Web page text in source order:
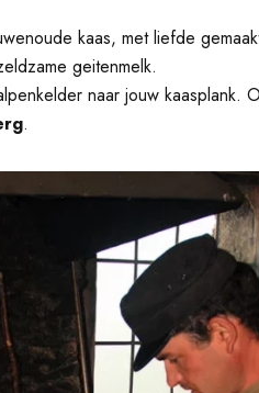
kaas, met liefde
geitenmelk.
naar jouw kaasplank.
.